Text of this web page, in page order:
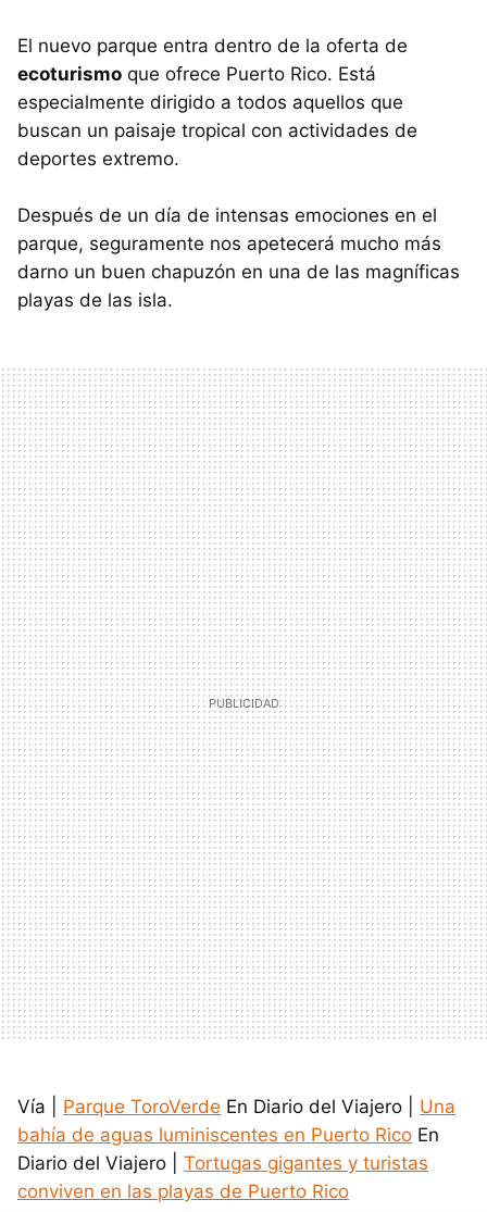
El nuevo parque entra dentro de la oferta de
ecoturismo que ofrece Puerto Rico. Está
especialmente dirigido a todos aquellos que
buscan un paisaje tropical con actividades de
deportes extremo.
Después de un día de intensas emociones en el
parque, seguramente nos apetecerá mucho más
darno un buen chapuzón en una de las magníficas
playas de las isla.
Vía | Parque ToroVerde En Diario del Viajero | Una
bahía de aguas luminiscentes en Puerto Rico En
Diario del Viajero | Tortugas gigantes y turistas
conviven en las playas de Puerto Rico